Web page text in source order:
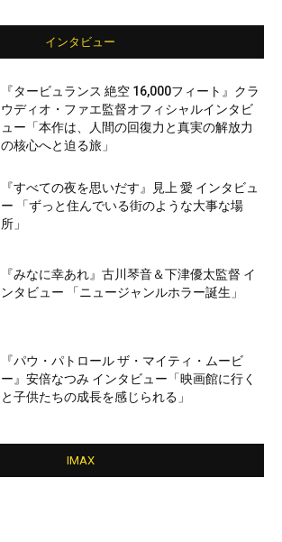
インタビュー
『タービュランス 絶空 16,000フィート』クラ
ウディオ・ファエ監督オフィシャルインタビ
ュー「本作は、人間の回復力と真実の解放力
の核心へと迫る旅」
『すべての夜を思いだす』見上 愛 インタビュ
ー 「ずっと住んでいる街のような大事な場
所」
『みなに幸あれ』古川琴音＆下津優太監督 イ
ンタビュー 「ニュージャンルホラー誕生」
『パウ・パトロール ザ・マイティ・ムービ
ー』安倍なつみ インタビュー「映画館に行く
と子供たちの成長を感じられる」
IMAX